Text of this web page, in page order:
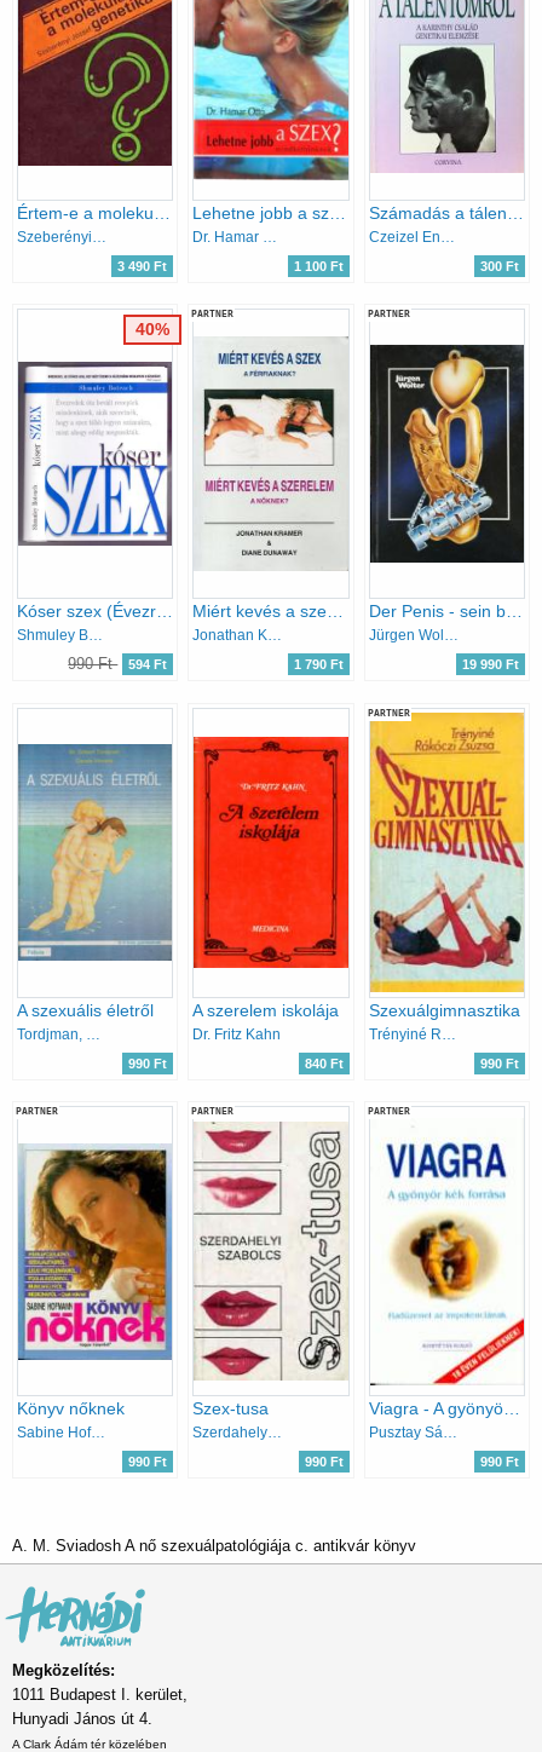
3 490 Ft 1 100 Ft 300 Ft
Shmuley Boteach
990 Ft 594 Ft
40%
PARTNER
Jonathan Kramer&Diane Dunaway
1 790 Ft
PARTNER
Der Penis - sein bester Freund
Jürgen Wolter
19 990 Ft
A szexuális életről
990 Ft
A szerelem iskolája
Dr. Fritz Kahn
840 Ft
PARTNER
Szexuálgimnasztika
990 Ft
PARTNER
Könyv nőknek
Sabine Hofmann
990 Ft
PARTNER
Szex-tusa
Szerdahelyi Szabolcs
990 Ft
PARTNER
Viagra - A gyönyör kék forrása - Hadüzenet az impotenciának
Pusztay Sándor
990 Ft
A. M. Sviadosh A nő szexuálpatológiája c. antikvár könyv
Megközelítés:
1011 Budapest I. kerület,
Hunyadi János út 4.
A Clark Ádám tér közelében